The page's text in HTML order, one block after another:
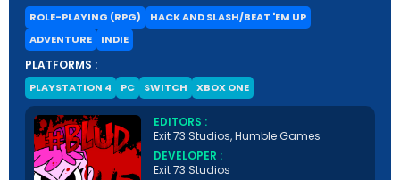
ROLE-PLAYING (RPG)
HACK AND SLASH/BEAT 'EM UP
ADVENTURE
INDIE
PLATFORMS :
PLAYSTATION 4 PC SWITCH XBOX ONE
EDITORS :
Exit 73 Studios, Humble Games
DEVELOPER :
Exit 73 Studios